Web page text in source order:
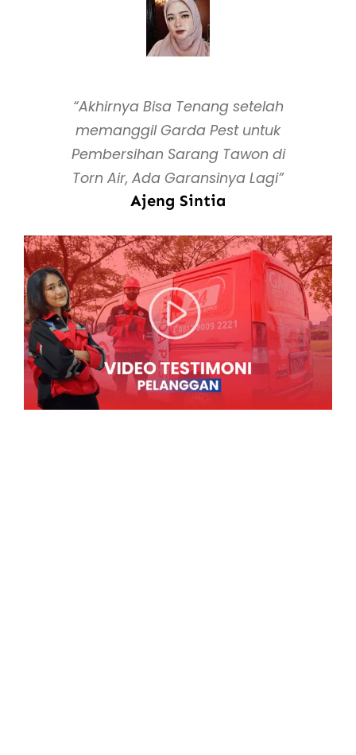
“Akhirnya Bisa Tenang setelah
memanggil Garda Pest untuk
Pembersihan Sarang Tawon di
Torn Air, Ada Garansinya Lagi”
Ajeng Sintia